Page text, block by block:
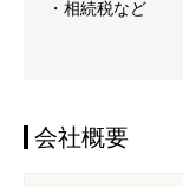
・相続税など
会社概要